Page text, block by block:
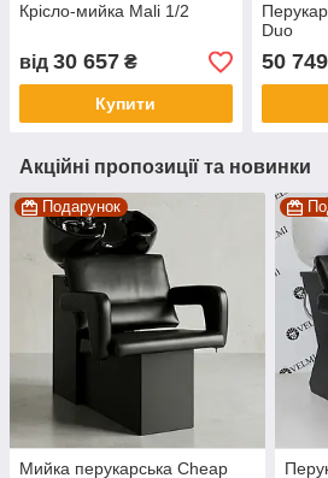
Крісло-мийка Mali 1/2
від 30 657 ₴
Купити
Duo
50 749
Акційні пропозиції та новинки
Подарунок
Мийка перукарська Cheap